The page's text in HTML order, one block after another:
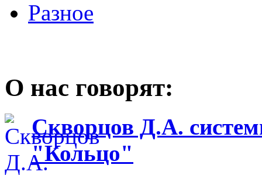
Разное
О нас говорят:
Скворцов Д.А.
"Кольцо"